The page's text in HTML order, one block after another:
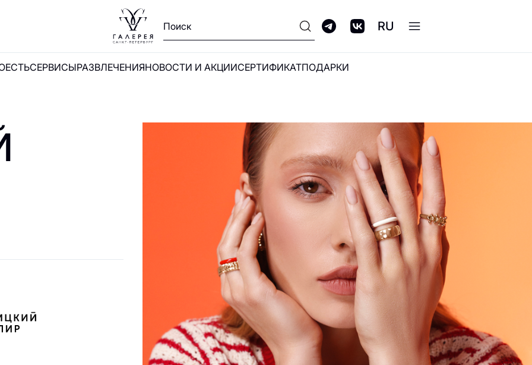
RU
СЕРВИСЫРАЗВЛЕЧЕНИЯНОВОСТИ И АКЦИИСЕРТИФИКАТПОДАРКИ
ЛОЯЛЬНОСТИ GALERIA
CLUB